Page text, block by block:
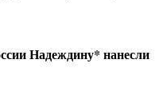
Надеждину* нанесли